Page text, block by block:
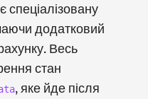
додатковий
Весь
стан
, яке йде після